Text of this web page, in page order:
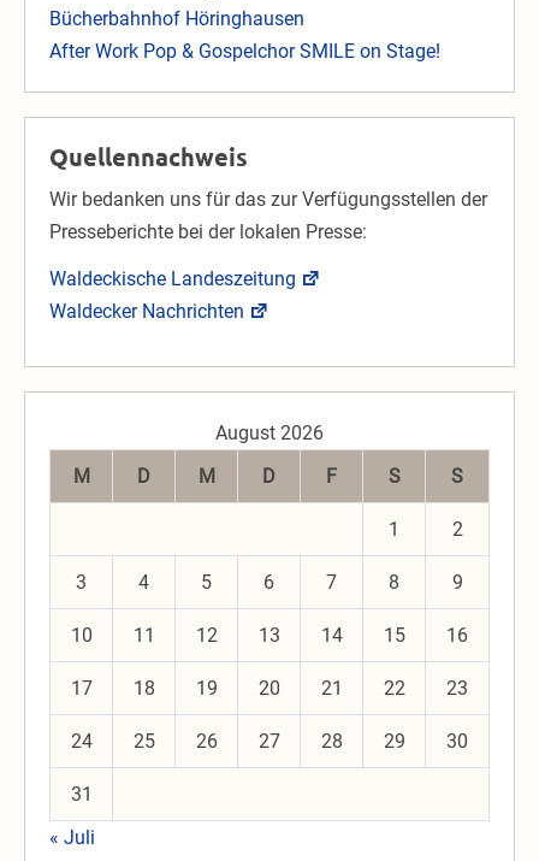
Bücherbahnhof Höringhausen
After Work Pop & Gospelchor SMILE on Stage!
Quellennachweis
Wir bedanken uns für das zur Verfügungsstellen der
Presseberichte bei der lokalen Presse:
Waldeckische Landeszeitung
Waldecker Nachrichten
August 2026
M
D M D F S S
1 2
3 4 5 6 7 8 9
10 11 12 13 14 15 16
17 18 19 20 21 22 23
24 25 26 27 28 29 30
31
« Juli